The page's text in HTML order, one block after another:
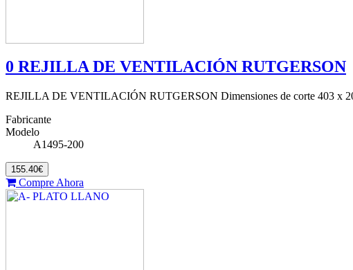
0 REJILLA DE VENTILACIÓN RUTGERSON
REJILLA DE VENTILACIÓN RUTGERSON Dimensiones de corte 403 x
Fabricante
Modelo
A1495-200
155.40€
Compre Ahora